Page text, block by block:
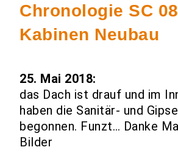
Chronologie SC 08
Kabinen Neubau
25. Mai 2018:
das Dach ist drauf und im
haben die Sanitär- und
begonnen. Funzt… Danke
Bilder